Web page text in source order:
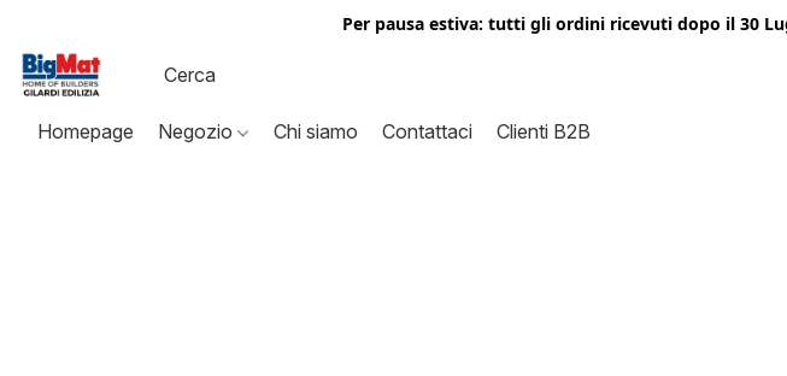
Per pausa estiva: tutti gli ordini ricevuti dopo il 30
Homepage Negozio Chi siamo Contattaci Clienti B2B